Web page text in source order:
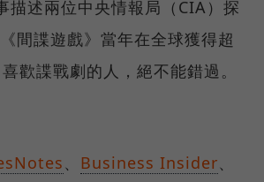
描述兩位中央情報局（CIA）探
間諜遊戲》當年在全球獲得超
歡諜戰劇的人，絕不能錯過。
Business Insider